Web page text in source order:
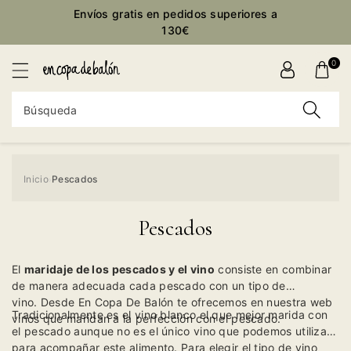
Envíos gratis en pedidos superiores a
130€
Búsqueda
0
Inicio› Pescados
Pescados
El maridaje de los pescados y el vino consiste en combinar
de manera adecuada cada pescado con un tipo de
vino. Desde En Copa De Balón te ofrecemos en nuestra web
vinos que maridan a la perfección con el pescado.
Tradicionalmente es el vino blanco el que mejor marida con
el pescado aunque no es el único vino que podemos utilizar
para acompañar este alimento. Para elegir el tipo de vino